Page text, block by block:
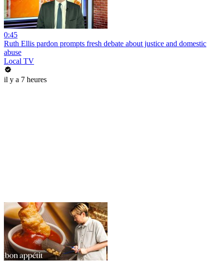
0:45
Ruth Ellis pardon prompts fresh debate about justice and domestic
abuse
Local TV
il y a 7 heures